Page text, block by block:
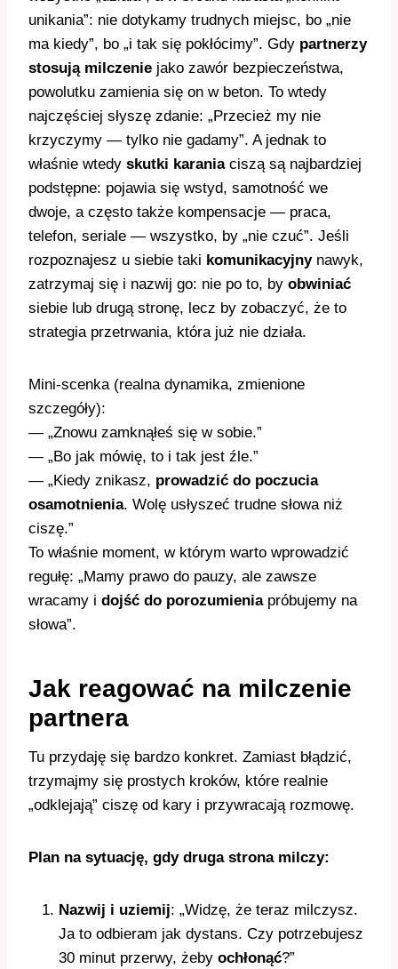
unikania”: nie dotykamy trudnych miejsc, bo „nie
ma kiedy”, bo „i tak się pokłócimy”. Gdy partnerzy
stosują milczenie jako zawór bezpieczeństwa,
powolutku zamienia się on w beton. To wtedy
najczęściej słyszę zdanie: „Przecież my nie
krzyczymy — tylko nie gadamy”. A jednak to
właśnie wtedy skutki karaniaciszą są najbardziej
podstępne: pojawia się wstyd, samotność we
dwoje, a często także kompensacje — praca,
telefon, seriale — wszystko, by „nie czuć”. Jeśli
rozpoznajesz u siebie taki komunikacyjnynawyk,
zatrzymaj się i nazwij go: nie po to, by obwiniać
siebie lub drugą stronę, lecz by zobaczyć, że to
strategia przetrwania, która już nie działa.
Mini-scenka (realna dynamika, zmienione
szczegóły):
— „Znowu zamknąłeś się w sobie.”
— „Bo jak mówię, to i tak jest źle.”
— „Kiedy znikasz, prowadzić do poczucia
osamotnienia. Wolę usłyszeć trudne słowa niż
ciszę.”
To właśnie moment, w którym warto wprowadzić
regułę: „Mamy prawo do pauzy, ale zawsze
wracamy i dojść do porozumieniapróbujemy na
słowa”.
Jak reagować na milczenie
partnera
Tu przydaję się bardzo konkret. Zamiast błądzić,
trzymajmy się prostych kroków, które realnie
„odklejają” ciszę od kary i przywracają rozmowę.
Plan na sytuację, gdy druga strona milczy:
Nazwij i uziemij: „Widzę, że teraz milczysz.
Ja to odbieram jak dystans. Czy potrzebujesz
30 minut przerwy, żeby ochłonąć?”